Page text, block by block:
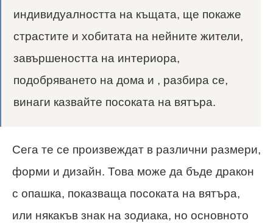
индивидуалността на къщата, ще покаже
страстите и хобитата на нейните жители,
завършеността на интериора,
подобряването на дома и , разбира се,
винаги казвайте посоката на вятъра.
Сега те се произвеждат в различни размери,
форми и дизайн. Това може да бъде дракон
с опашка, показваща посоката на вятъра,
или някакъв знак на зодиака, но основното